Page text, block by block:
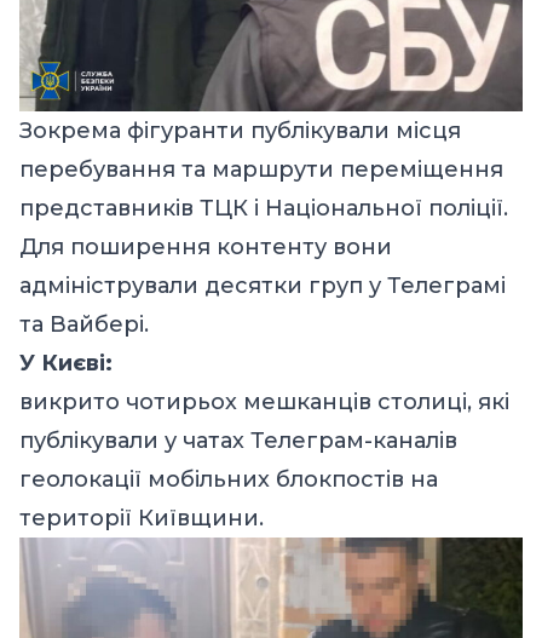
Зокрема фігуранти публікували місця
перебування та маршрути переміщення
представників ТЦК і Національної поліції.
Для поширення контенту вони
адміністрували десятки груп у Телеграмі
та Вайбері.
У Києві:
викрито чотирьох мешканців столиці, які
публікували у чатах Телеграм-каналів
геолокації мобільних блокпостів на
території Київщини.